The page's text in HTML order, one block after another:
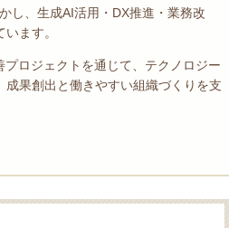
し、生成AI活用・DX推進・業務改
ます。
ロジェクトを通じて、テクノロジー
成果創出と働きやすい組織づくりを支